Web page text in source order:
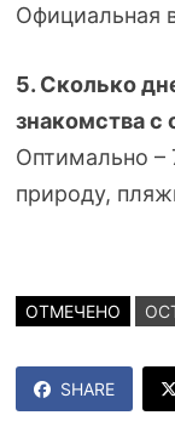
Официальная
5. Сколько
знакомства с
Оптимально –
природу,
ОТМЕЧЕНО
SHARE